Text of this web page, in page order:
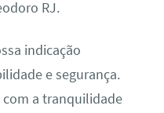
RJ.
indicação
e segurança.
a tranquilidade